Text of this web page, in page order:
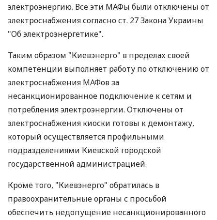
электроэнергию. Все эти МАФы были отключены от
электроснабжения согласно ст. 27 Закона Украины
"Об электроэнергетике".
Таким образом "Киевэнерго" в пределах своей
компетенции выполняет работу по отключению от
электроснабжения МАФов за
несанкционированное подключение к сетям и
потребления электроэнергии. Отключены от
электроснабжения киоски готовы к демонтажу,
который осуществляется профильными
подразделениями Киевской городской
государственной администрацией.
Кроме того, "Киевэнерго" обратилась в
правоохранительные органы с просьбой
обеспечить недопущение несанкционированного